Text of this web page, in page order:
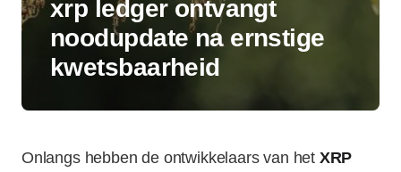
xrp ledger ontvangt
noodupdate na ernstige
kwetsbaarheid
Onlangs hebben de ontwikkelaars van het XRP